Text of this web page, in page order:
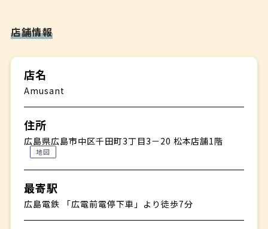
店舗情報
店名
Amusant
住所
広島県広島市中区千田町3丁目3－20 松本店舗1階
地図
最寄駅
広島電鉄 「広電前電停下車」より徒歩7分